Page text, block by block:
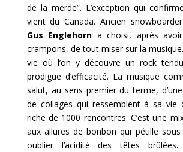
de la merde”. L’exception qui
vient du Canada. Ancien
Gus Englehorn a choisi, après
crampons, de tout miser sur la
vie où l’on y découvre un rock
prodigue d’efficacité. La musique
salut, au sens premier du terme,
de collages qui ressemblent à sa vie
riche de 1000 rencontres. C’est une
aux allures de bonbon qui pétille sous
oublier l’acidité des têtes